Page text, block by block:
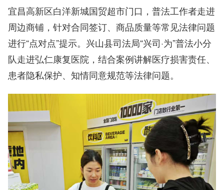
宜昌高新区白洋新城国贸超市门口，普法工作者走进
周边商铺，针对合同签订、商品质量等常见法律问题
进行“点对点”提示。兴山县司法局“兴司·为”普法小分
队走进弘仁康复医院，结合案例讲解医疗损害责任、
患者隐私保护、知情同意规范等法律问题。